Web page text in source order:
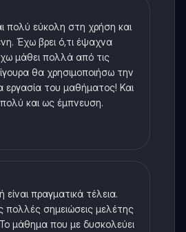
πολύ εύκολη στη χρήση και
Έχω βρει ό,τι έψαχνα
μάθει πολλά από τις
θα χρησιμοποιήσω την
εργασία του μαθήματος! Και
και ως έμπνευση.
πραγματικά τέλεια.
σημειώσεις μελέτης
μάθημα που με δυσκολεύει